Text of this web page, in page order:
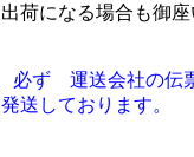
荷になる場合も御座
必ず 運送会社の
送しております。